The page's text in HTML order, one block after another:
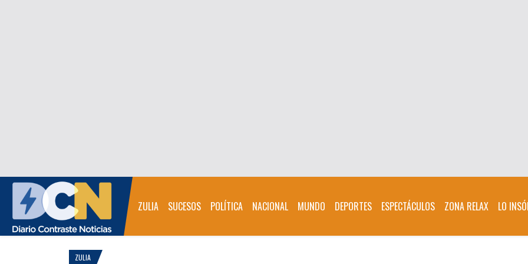
ZULIA SUCESOS POLÍTICA NACIONAL MUNDO DEPORTES ESPECTÁCULOS ZONA RELAX LO
ZULIA